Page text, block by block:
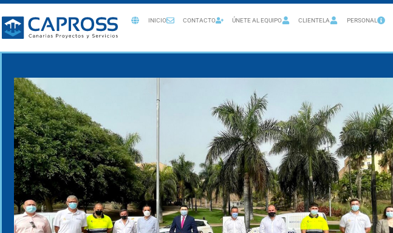
INICIO CONTACTO ÚNETE AL EQUIPO CLIENTELA PERSONAL